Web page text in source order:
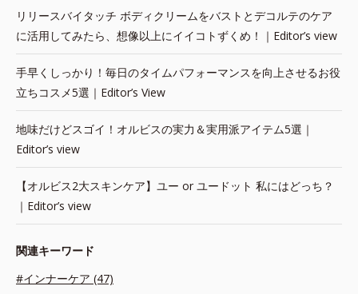
リリースバイタッチ ボディクリームをバストとデコルテのケア
に活用してみたら、想像以上にイイコトずくめ！｜Editor’s view
手早くしっかり！毎日のタイムパフォーマンスを向上させるお役
立ちコスメ5選｜Editor’s View
地味だけどスゴイ！オルビスの実力＆実用派アイテム5選｜
Editor’s view
【オルビス2大スキンケア】ユー or ユードット 私にはどっち？
｜Editor’s view
関連キーワード
#インナーケア (47)